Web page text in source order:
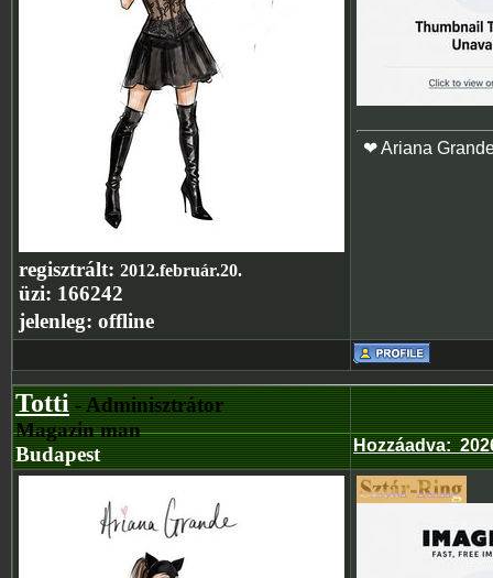
regisztrált: 2012.február.20.
üzi: 166242
jelenleg: offline
❤ Ariana
Totti- Adminisztrátor
Magazin man
Budapest
Hozzáadva: